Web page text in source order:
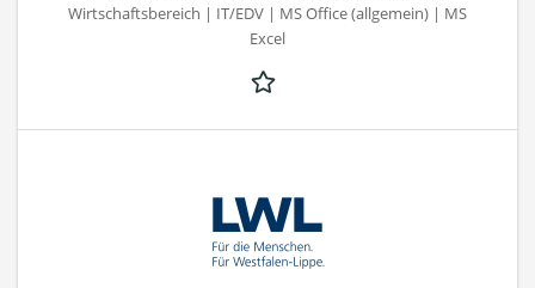
Wirtschaftsbereich | IT/EDV | MS Office (allgemein) | MS
Excel